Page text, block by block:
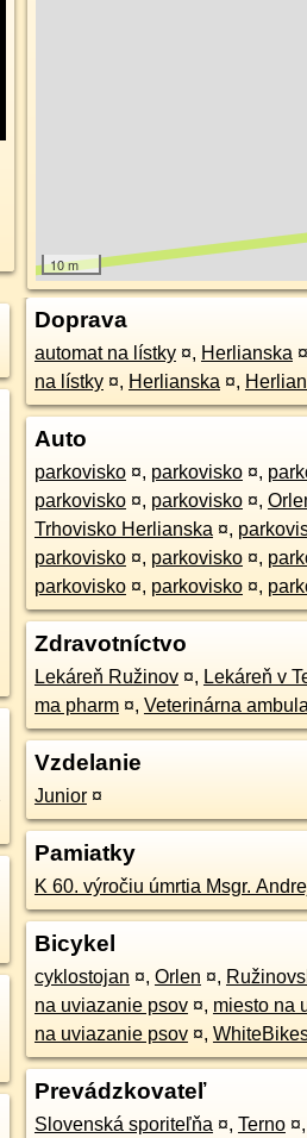
10 m
Doprava
automat na lístky ¤, Herlianska ¤
na lístky ¤, Herlianska ¤,
Auto
parkovisko ¤, parkovisko ¤,
parkovisko ¤, parkovisko ¤,
Trhovisko Herlianska ¤,
parkovisko ¤, parkovisko ¤,
parkovisko ¤, parkovisko ¤,
Zdravotníctvo
Lekáreň Ružinov ¤, Lekáreň v
ma pharm ¤, Veterinárna
Vzdelanie
Junior ¤
Pamiatky
K 60. výročiu úmrtia Msgr.
Bicykel
cyklostojan ¤, Orlen ¤,
na uviazanie psov ¤, miesto na
na uviazanie psov ¤,
Prevádzkovateľ
Slovenská sporiteľňa ¤, Terno ¤,